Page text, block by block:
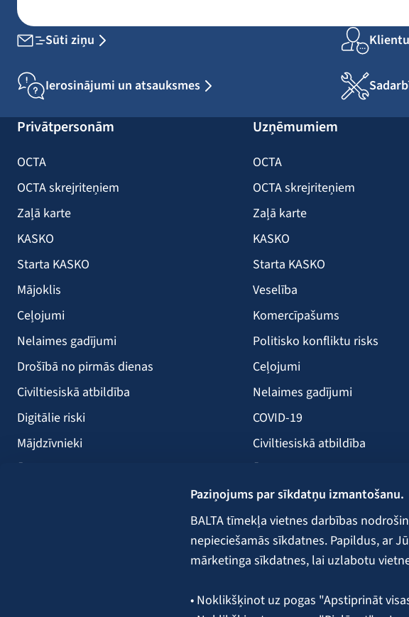
Paziņojums par sīkdatņu izmantošanu.
BALTA tīmekļa vietnes darbības
nepieciešamās sīkdatnes. Papildus, ar
mārketinga sīkdatnes, lai uzlabotu
• Noklikšķinot uz pogas "Apstiprināt
Sūti ziņu
Ierosinājumi un atsauksmes
Privātpersonām
OCTA
OCTA skrejriteņiem
Zaļā karte
KASKO
Starta KASKO
Mājoklis
Ceļojumi
Nelaimes gadījumi
Drošībā no pirmās dienas
Civiltiesiskā atbildība
Digitālie riski
Mājdzīvnieki
Ērces
Uzņēmumiem
OCTA
OCTA skrejriteņiem
Zaļā karte
KASKO
Starta KASKO
Veselība
Komercīpašums
Politisko konfliktu risks
Ceļojumi
Nelaimes gadījumi
COVID-19
Civiltiesiskā atbildība
Ērces
Būvniecība
Lauksaimniecība
Kravas
Garantijas, galvojumi un